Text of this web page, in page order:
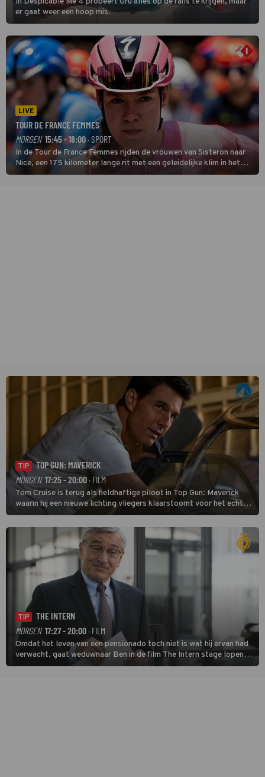
er gaat weer een hoop mis.
LIVE
TOUR DE FRANCE FEMMES
MORGEN 15:45 - 18:00· SPORT
In de Tour de France Femmes rijden de vrouwen van Sisteron naar
Nice, een 175 kilometer lange rit met een geleidelijke klim in het
midden. Dat is mogelijk niet de zwaarste hindernis, dat is de
TIP
TOP GUN: MAVERICK
MORGEN 17:25 - 20:00· FILM
Tom Cruise is terug als heldhaftige piloot in Top Gun: Maverick
waarin hij een nieuwe lichting vliegers klaarstoomt voor het echte
werk.
TIP
THE INTERN
MORGEN 17:27 - 20:00· FILM
Omdat het leven van een pensionado toch niet is wat hij ervan had
verwacht, gaat weduwnaar Ben in de film The Intern stage lopen
bij de hippe webwinkel van Jules, wat een gouden zet blijkt te zijn.